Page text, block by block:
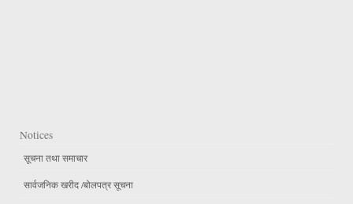
Notices
सूचना तथा समाचार
सार्वजनिक खरीद /बोलपत्र सूचना